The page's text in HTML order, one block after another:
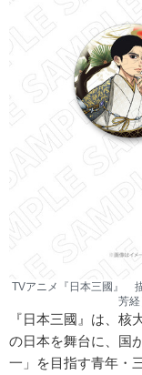
TVアニメ『日本三國』
芳経
『日本三國』は、
の日本を舞台に、国
一」を目指す青年・